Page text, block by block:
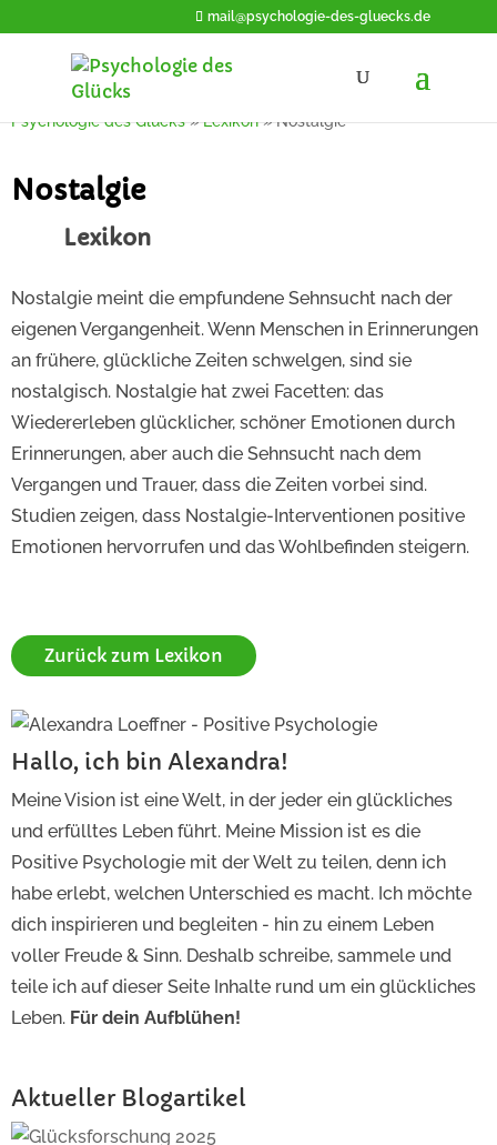
mail@psychologie-des-gluecks.de
Psychologie des Glücks»Lexikon»Nostalgie
Nostalgie
Lexikon
Nostalgie meint die empfundene Sehnsucht nach der
eigenen Vergangenheit. Wenn Menschen in Erinnerungen
an frühere, glückliche Zeiten schwelgen, sind sie
nostalgisch. Nostalgie hat zwei Facetten: das
Wiedererleben glücklicher, schöner Emotionen durch
Erinnerungen, aber auch die Sehnsucht nach dem
Vergangen und Trauer, dass die Zeiten vorbei sind.
Studien zeigen, dass Nostalgie-Interventionen positive
Emotionen hervorrufen und das Wohlbefinden steigern.
Zurück zum Lexikon
Hallo, ich bin Alexandra!
Meine Vision ist eine Welt, in der jeder ein glückliches
und erfülltes Leben führt. Meine Mission ist es die
Positive Psychologie mit der Welt zu teilen, denn ich
habe erlebt, welchen Unterschied es macht. Ich möchte
dich inspirieren und begleiten - hin zu einem Leben
voller Freude & Sinn. Deshalb schreibe, sammele und
teile ich auf dieser Seite Inhalte rund um ein glückliches
Leben. Für dein Aufblühen!
Aktueller Blogartikel